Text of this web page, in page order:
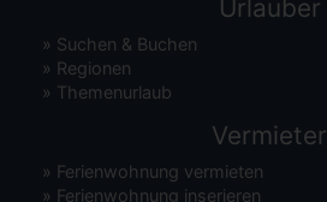
Urlauber
» Suchen & Buchen
» Regionen
» Themenurlaub
Vermieter
» Ferienwohnung vermieten
» Ferienwohnung inserieren